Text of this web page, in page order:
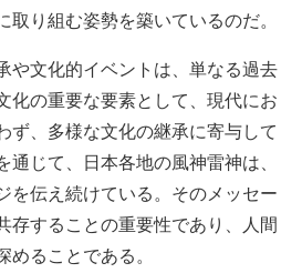
取り組む姿勢を築いているのだ。
や文化的イベントは、単なる過去
化の重要な要素として、現代にお
ず、多様な文化の継承に寄与して
通じて、日本各地の風神雷神は、
を伝え続けている。そのメッセー
存することの重要性であり、人間
めることである。